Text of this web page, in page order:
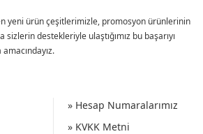
yeni ürün çeşitlerimizle, promosyon ürünlerinin
sizlerin destekleriyle ulaştığımız bu başarıyı
» Hesap Numaralarımız
» KVKK Metni